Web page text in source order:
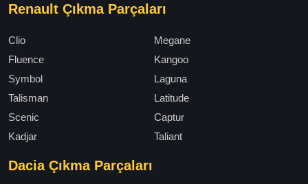
Renault Çıkma Parçaları
Clio
Megane
Fluence
Kangoo
Symbol
Laguna
Talisman
Latitude
Scenic
Captur
Kadjar
Taliant
Dacia Çıkma Parçaları